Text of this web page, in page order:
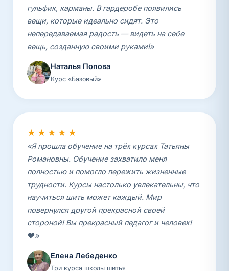
гульфик, карманы. В гардеробе появились
вещи, которые идеально сидят. Это
непередаваемая радость — видеть на себе
вещь, созданную своими руками!»
Наталья Попова
Курс «Базовый»
★★★★★
«Я прошла обучение на трёх курсах Татьяны
Романовны. Обучение захватило меня
полностью и помогло пережить жизненные
трудности. Курсы настолько увлекательны, что
научиться шить может каждый. Мир
повернулся другой прекрасной своей
стороной! Вы прекрасный педагог и человек!
❤️»
Елена Лебеденко
Три курса школы шитья